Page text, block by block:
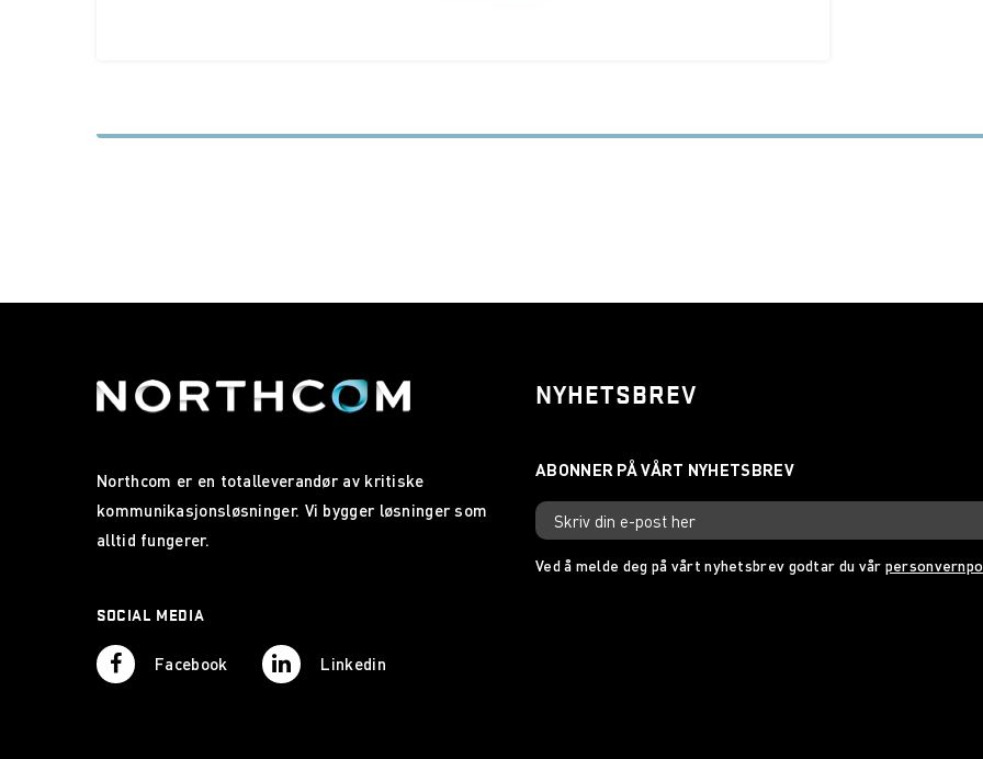
Northcom er en totalleverandør av kritiske
kommunikasjonsløsninger. Vi bygger løsninger som
alltid fungerer.
SOCIAL MEDIA
Facebook Linkedin
NYHETSBREV
Ved å melde deg på vårt nyhetsbrev godtar du vår